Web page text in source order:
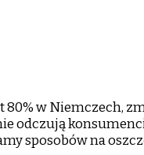
80% w Niemczech,
odczują
sposobów na